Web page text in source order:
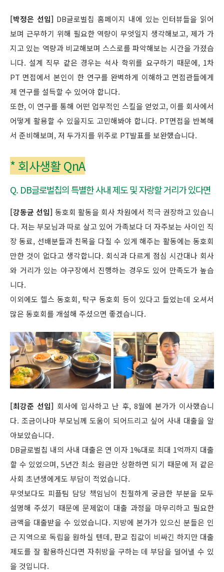
[박정은 선임] DB글로벌칩 홈페이지 내에 있는 인터뷰들을 읽어
보며 근무하기 위해 필요한 역량이 무엇일지 생각해보고, 제가 가
지고 있는 역량과 비교해보며 스스로를 파악해보는 시간을 가졌습
니다. 설계 직무 같은 경우는 석사 학위를 요구하기 때문에, 1차
PT 면접에서 본인이 한 연구를 완벽하게 이해하고 면접관들에게
제 연구를 설득할 수 있어야 합니다.
또한, 이 연구를 통해 어떤 업무적인 스킬을 얻었고, 이를 회사에서
어떻게 활용할 수 있을지도 고민해봐야 합니다. PT면접을 반복해
서 준비해보며, 저 두가지를 위주로 PT발표를 보완했습니다.
* 회사생활 QnA
Q. DB글로벌칩의 특별한 사내 제도 및 자랑할 거리가 있다면
[강동균 선임] 동호회 활동을 회사 차원에서 적극 권장하고 있습니
다. 저는 부모님과 따로 살고 있어 가족보다 더 자주보는 사이인 직
장 동료, 선배분들과 친목을 다질 수 있게 해주는 활동에는 동호회
만한 것이 없다고 생각합니다. 회식과 다르게 점심 시간대나 회사
와 거리가 있는 야구장에서 진행하는 경우도 있어 만족도가 높습
니다.
이외에도 헬스 동호회, 탁구 동호회 등이 있다고 들었는데 오셔서
많은 동호회를 개설해 주셨으면 좋겠습니다.
[최강준 선임] 회사에 입사하고 난 후, 8월에 본가가 이사했습니
다. 조금이나마 부모님께 도움이 되어드리고 싶어 사내 대출을 알
아보았습니다.
DB글로벌칩 내의 사내 대출은 연 이자 1%대로 최대 1억까지 대출
할 수 있었으며, 5년간 최소 원금만 상환하면 되기 때문에 저 같은
사회 초년생에게도 부담이 적었습니다.
무엇보다도 피플팀 담당 책임님이 친절하게 궁금한 부분을 모두
설명해 주셨기 때문에 문제없이 대출 과정을 마무리하고 필요한
금액을 대출받을 수 있었습니다. 지방에 본가가 있으신 분들은 인
근 지역으로 독립을 원하실 텐데, 판교 집값이 비싸긴 하지만 대출
제도를 잘 활용하신다면 자취방을 구하는 데 부담을 덜어낼 수 있
을 것입니다.